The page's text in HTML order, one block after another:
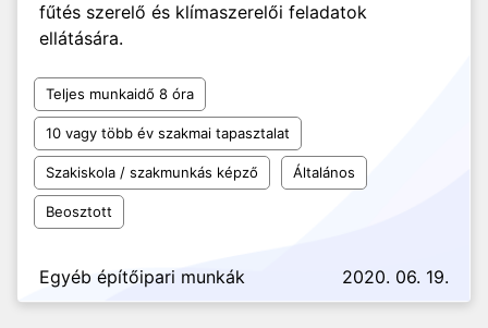
fűtés szerelő és klímaszerelői feladatok
ellátására.
Teljes munkaidő 8 óra
10 vagy több év szakmai tapasztalat
Szakiskola / szakmunkás képző Általános
Beosztott
Egyéb építőipari munkák 2020. 06. 19.